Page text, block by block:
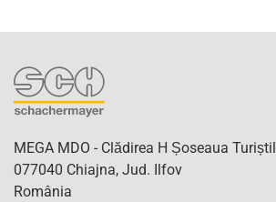
MEGA MDO - Clădirea H Șoseaua
077040 Chiajna, Jud. Ilfov
România